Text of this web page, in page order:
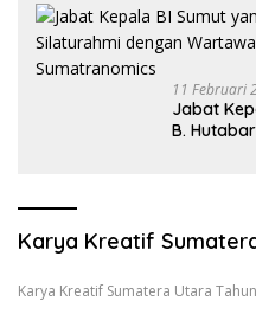
11 Februari
Jabat
B.
Karya Kreatif
Karya Kreatif Sumatera Utara